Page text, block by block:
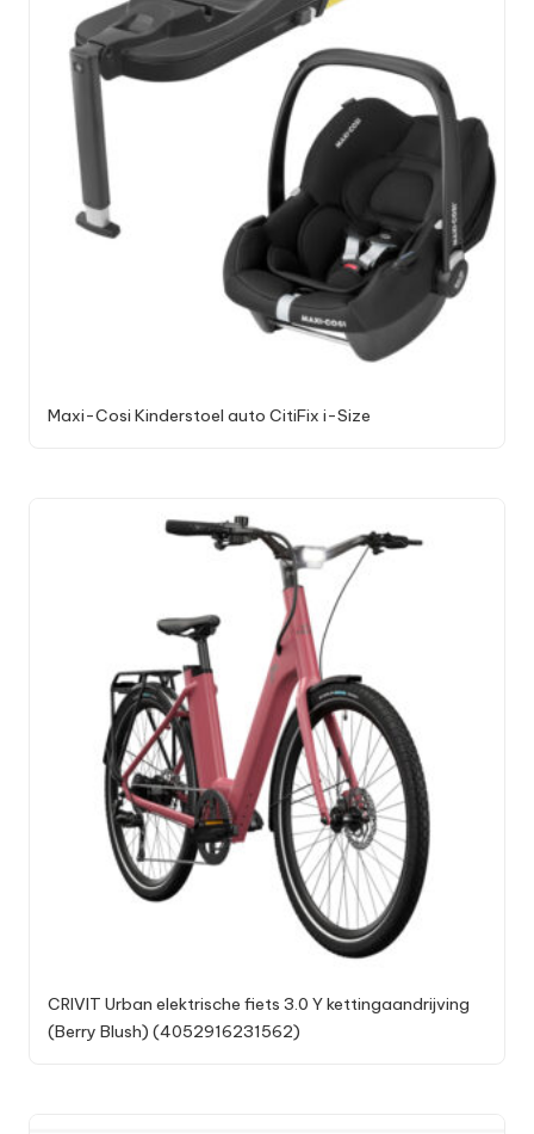
Maxi-Cosi Kinderstoel auto CitiFix i-Size
CRIVIT Urban elektrische fiets 3.0 Y kettingaandrijving
(Berry Blush) (4052916231562)